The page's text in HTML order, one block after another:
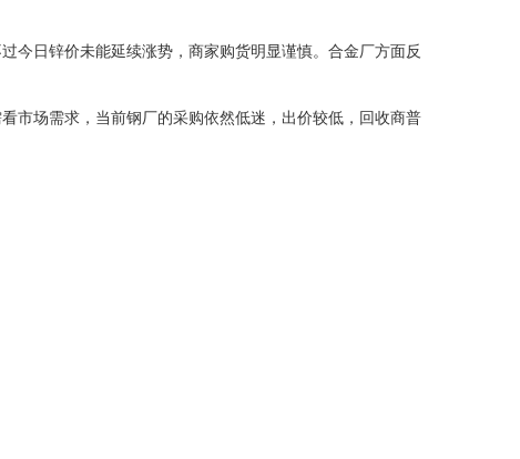
今日锌价未能延续涨势，商家购货明显谨慎。合金厂方面反
市场需求，当前钢厂的采购依然低迷，出价较低，回收商普